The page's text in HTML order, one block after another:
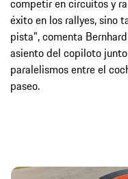
éxito en los rallyes, sino
pista", comenta
asiento del copiloto
paralelismos entre el
paseo.